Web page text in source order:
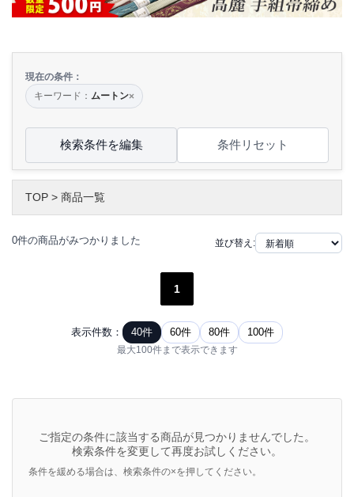
現在の条件：
キーワード： ムートン×
検索条件を編集 条件リセット
TOP > 商品一覧
0件の商品がみつかりました 並び替え:
1
表示件数： 40件 60件 80件 100件
最大100件まで表示できます
ご指定の条件に該当する商品が見つかりませんでした。
検索条件を変更して再度お試しください。
条件を緩める場合は、検索条件の×を押してください。